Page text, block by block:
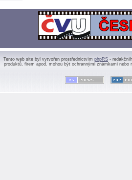
Tento web site byl vytvořen prostřednictvím phpRS -
produktů, firem apod. mohou být ochrannými známkami